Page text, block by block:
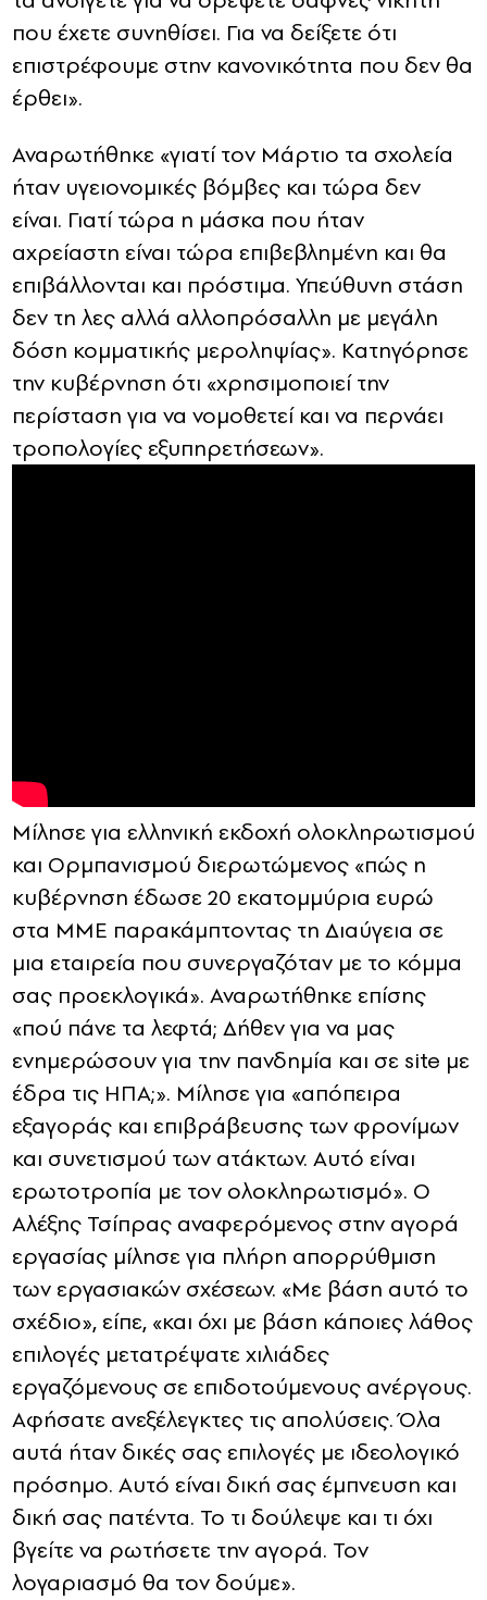
που έχετε συνηθίσει. Για να δείξετε ότι
επιστρέφουμε στην κανονικότητα που δεν θα
έρθει».
Αναρωτήθηκε «γιατί τον Μάρτιο τα σχολεία
ήταν υγειονομικές βόμβες και τώρα δεν
είναι. Γιατί τώρα η μάσκα που ήταν
αχρείαστη είναι τώρα επιβεβλημένη και θα
επιβάλλονται και πρόστιμα. Υπεύθυνη στάση
δεν τη λες αλλά αλλοπρόσαλλη με μεγάλη
δόση κομματικής μεροληψίας». Κατηγόρησε
την κυβέρνηση ότι «χρησιμοποιεί την
περίσταση για να νομοθετεί και να περνάει
τροπολογίες εξυπηρετήσεων».
Μίλησε για ελληνική εκδοχή ολοκληρωτισμού
και Ορμπανισμού διερωτώμενος «πώς η
κυβέρνηση έδωσε 20 εκατομμύρια ευρώ
στα ΜΜΕ παρακάμπτοντας τη Διαύγεια σε
μια εταιρεία που συνεργαζόταν με το κόμμα
σας προεκλογικά». Αναρωτήθηκε επίσης
«πού πάνε τα λεφτά; Δήθεν για να μας
ενημερώσουν για την πανδημία και σε site με
έδρα τις ΗΠΑ;». Μίλησε για «απόπειρα
εξαγοράς και επιβράβευσης των φρονίμων
και συνετισμού των ατάκτων. Αυτό είναι
ερωτοτροπία με τον ολοκληρωτισμό». Ο
Αλέξης Τσίπρας αναφερόμενος στην αγορά
εργασίας μίλησε για πλήρη απορρύθμιση
των εργασιακών σχέσεων. «Με βάση αυτό το
σχέδιο», είπε, «και όχι με βάση κάποιες λάθος
επιλογές μετατρέψατε χιλιάδες
εργαζόμενους σε επιδοτούμενους ανέργους.
Αφήσατε ανεξέλεγκτες τις απολύσεις. Όλα
αυτά ήταν δικές σας επιλογές με ιδεολογικό
πρόσημο. Αυτό είναι δική σας έμπνευση και
δική σας πατέντα. Το τι δούλεψε και τι όχι
βγείτε να ρωτήσετε την αγορά. Τον
λογαριασμό θα τον δούμε».